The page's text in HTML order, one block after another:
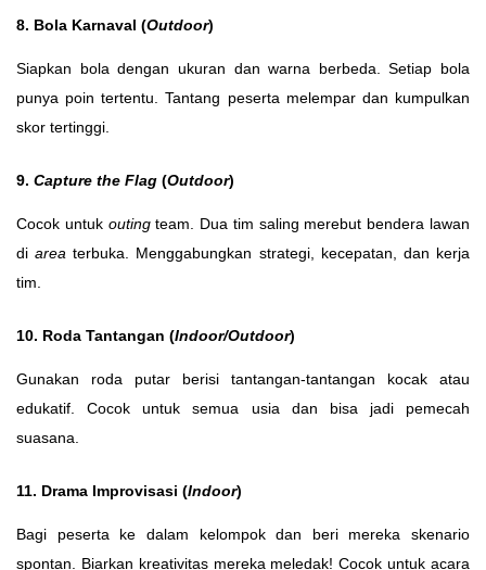
8. Bola Karnaval (Outdoor)
Siapkan bola dengan ukuran dan warna berbeda. Setiap bola
punya poin tertentu. Tantang peserta melempar dan kumpulkan
skor tertinggi.
9. Capture the Flag (Outdoor)
Cocok untuk outingteam. Dua tim saling merebut bendera lawan
diarea terbuka. Menggabungkan strategi, kecepatan, dan kerja
tim.
10. Roda Tantangan (Indoor/Outdoor)
Gunakan roda putar berisi tantangan-tantangan kocak atau
edukatif. Cocok untuk semua usia dan bisa jadi pemecah
suasana.
11. Drama Improvisasi (Indoor)
Bagi peserta ke dalam kelompok dan beri mereka skenario
spontan. Biarkan kreativitas mereka meledak! Cocok untuk acara